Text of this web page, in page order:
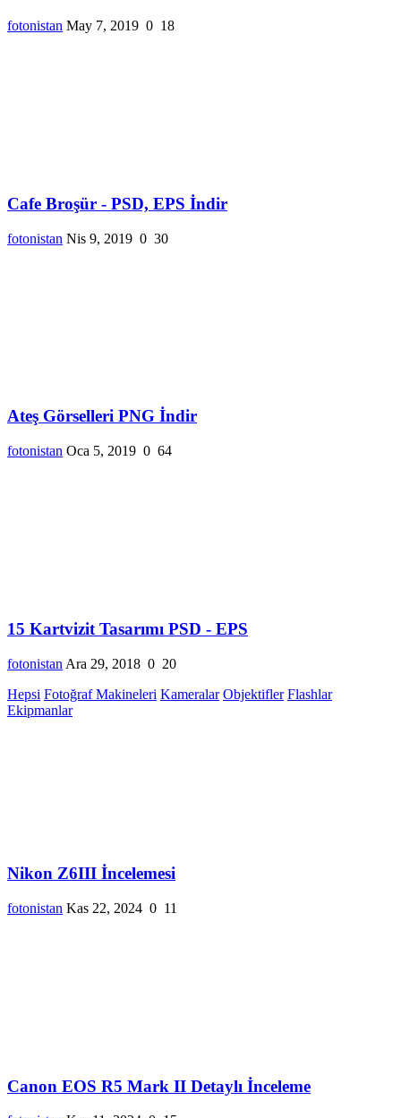
fotonistan May 7, 2019 0 18
Cafe Broşür - PSD, EPS İndir
fotonistan Nis 9, 2019 0 30
Ateş Görselleri PNG İndir
fotonistan Oca 5, 2019 0 64
15 Kartvizit Tasarımı PSD - EPS
fotonistan Ara 29, 2018 0 20
Hepsi Fotoğraf Makineleri Kameralar Objektifler Flashlar
Ekipmanlar
Nikon Z6III İncelemesi
fotonistan Kas 22, 2024 0 11
Canon EOS R5 Mark II Detaylı İnceleme